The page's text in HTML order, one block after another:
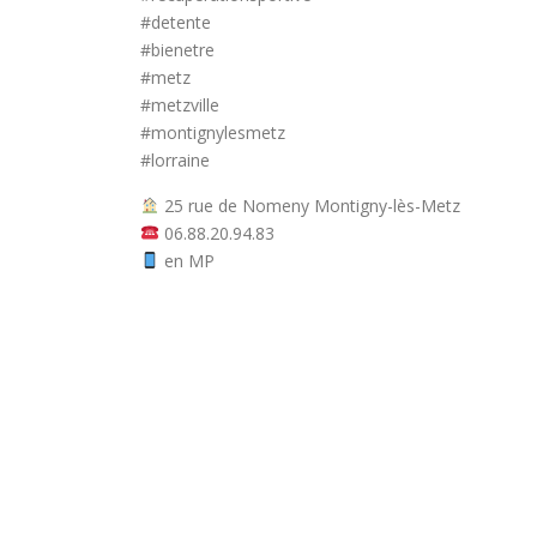
#detente
#bienetre
#metz
#metzville
#montignylesmetz
#lorraine
25 rue de Nomeny Montigny-lès-Metz
06.88.20.94.83
en MP